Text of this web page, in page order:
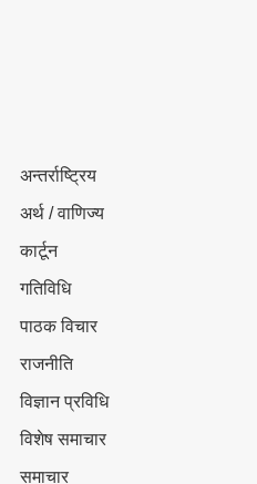
अन्तर्राष्ट्रिय
अर्थ / वाणिज्य
कार्टून
गतिविधि
पाठक विचार
राजनीति
विज्ञान प्रविधि
विशेष समाचार
समाचार